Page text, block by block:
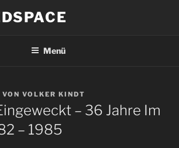
Menü
VON VOLKER KINDT
– 36 Jahre Im
– 1985